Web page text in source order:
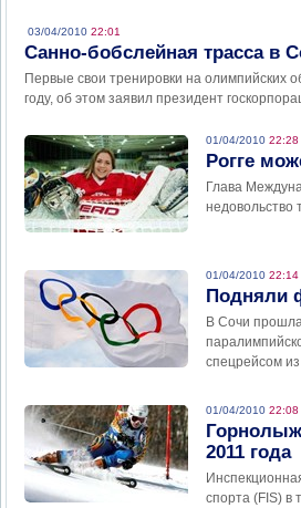
03/04/2010 22:01
Санно-бобслейная трасса в
Первые свои тренировки на олимпийских
году, об этом заявил президент
01/04/2010 22:28
Рогге
Глава
недовольство
01/04/2010 22:14
Подняли
В Сочи
спецрейсом
01/04/2010 22:08
2011 года
спорта (FIS) в